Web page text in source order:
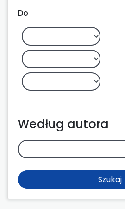
Do
Według autora
Szukaj